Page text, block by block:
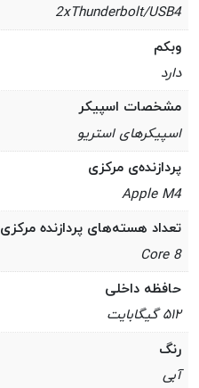
2xThunderbolt/USB4
وبکم
دارد
مشخصات اسپیکر
اسپیکرهای استریو
پردازنده‌ی مرکزی
Apple M4
تعداد هسته‌های پردازنده مرکزی
8 Core
حافظه داخلی
۵۱۲ گیگابایت
رنگ
آبی